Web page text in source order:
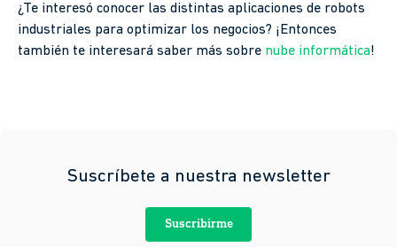
¿Te interesó conocer las distintas aplicaciones de robots
industriales para optimizar los negocios? ¡Entonces
también te interesará saber más sobre nube informática!
Suscríbete a nuestra newsletter
Suscribirme